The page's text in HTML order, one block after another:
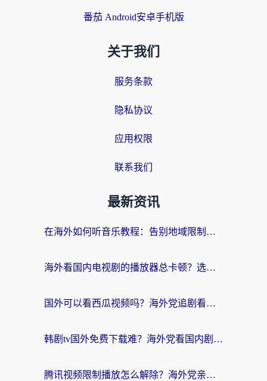
番茄 Android安卓手机版
关于我们
服务条款
隐私协议
应用权限
联系我们
最新资讯
在海外如何听音乐教程：告别地域限制，随时听见国内的声音
海外看国内电视剧的播放器总卡顿？选对回国加速器才是关键
国外可以看西瓜视频吗？海外党追剧看片的终极解决方案
韩剧tv国外免费下载难？海外党看国内剧的加速器选择指南（附实用技巧）
腾讯视频限制播放怎么解除？海外党亲测有效的回国加速指南